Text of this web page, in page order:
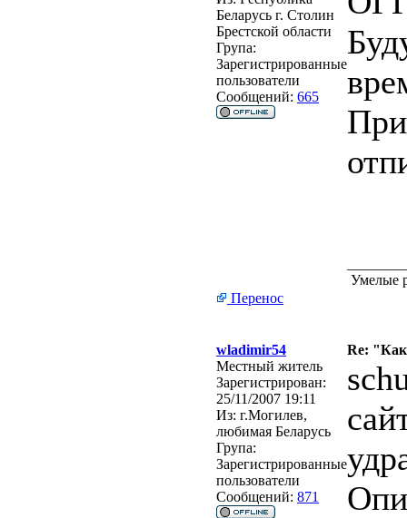
Беларусь г. Столин
Брестской области
Група:
Зарегистрированные
пользователи
Сообщений: 665
Умелые
Перенос
wladimir54
Re:
Местный житель
Зарегистрирован:
25/11/2007 19:11
Из: г.Могилев,
любимая Беларусь
Група:
Зарегистрированные
пользователи
Сообщений: 871